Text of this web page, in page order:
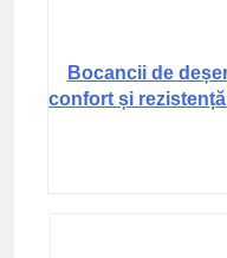
Bocancii de
confort și